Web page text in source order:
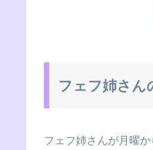
フェフ姉さん
フェフ姉さんが月曜